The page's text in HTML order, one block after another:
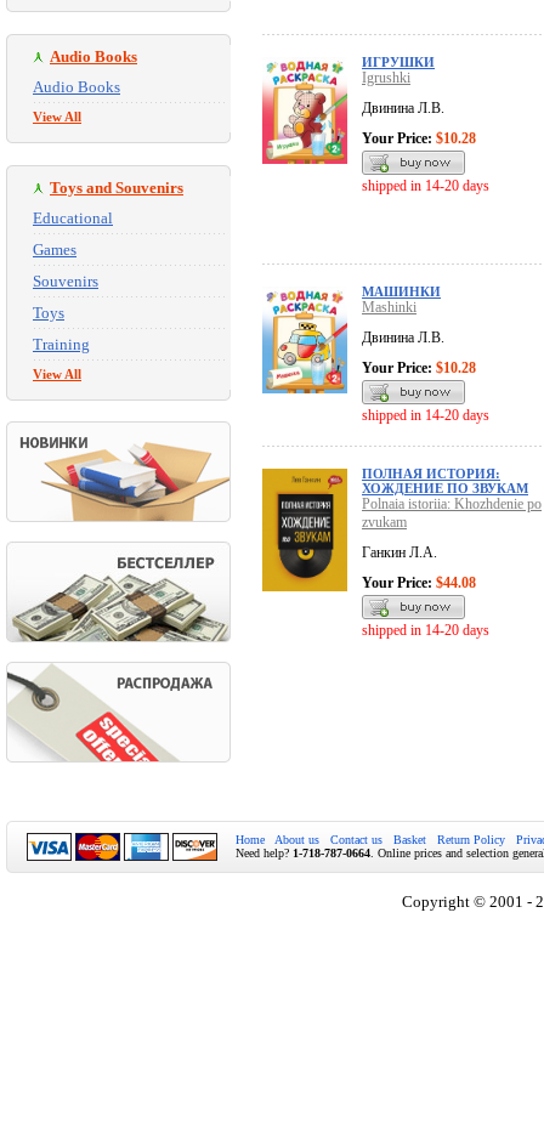
Audio Books
Audio Books
View All
Toys and Souvenirs
Educational
Games
Souvenirs
Toys
Training
View All
ИГРУШКИ
Igrushki
Двинина Л.В.
Your Price: $10.28
shipped in 14-20 days
МАШИНКИ
Mashinki
Двинина Л.В.
Your Price: $10.28
shipped in 14-20 days
ПОЛНАЯ ИСТОРИЯ:
ХОЖДЕНИЕ ПО ЗВУКАМ
Polnaia istoriia: Khozhdenie po
zvukam
Ганкин Л.А.
Your Price: $44.08
shipped in 14-20 days
Home About us Contact us Basket Return Policy
Need help? 1-718-787-0664 . Online prices and selection
Copyright © 2001 -